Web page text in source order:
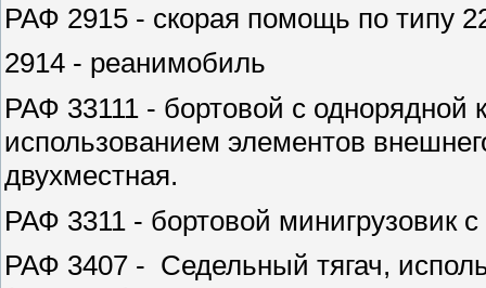
РАФ 2915 - скорая помощь по типу
2914 - реанимобиль
РАФ 33111 - бортовой с
использованием элементов
двухместная.
РАФ 3311 - бортовой минигрузовик
РАФ 3407 - Седельный тягач,